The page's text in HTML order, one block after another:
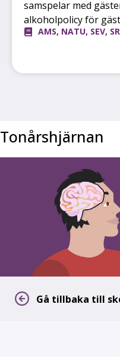
samspelar med
alkoholpolicy för
AMS, NATU, SEV,
Tonårshjärnan
Gå tillbaka till